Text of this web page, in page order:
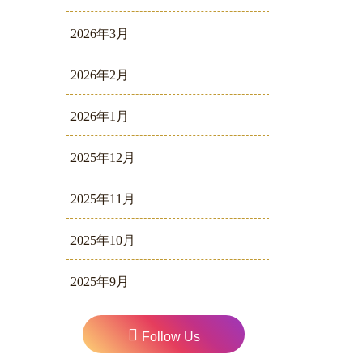
2026年3月
2026年2月
2026年1月
2025年12月
2025年11月
2025年10月
2025年9月
Follow Us